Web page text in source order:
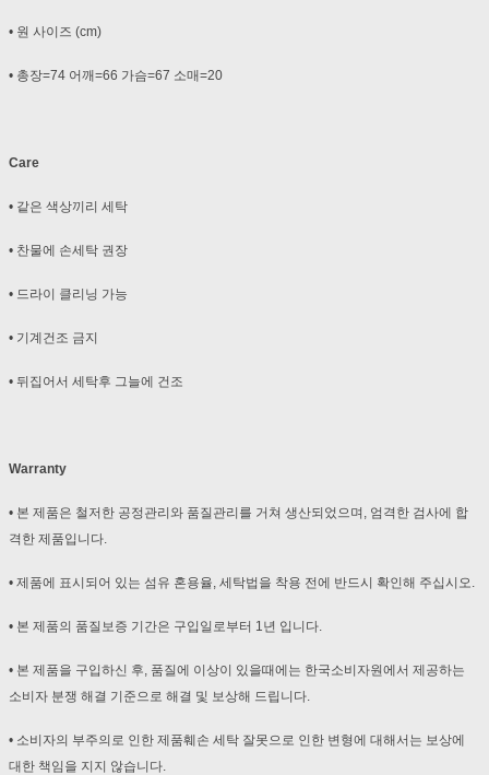
• 원 사이즈 (cm)
• 총장=74 어깨=66 가슴=67 소매=20
Care
• 같은 색상끼리 세탁
• 찬물에 손세탁 권장
• 드라이 클리닝 가능
• 기계건조 금지
• 뒤집어서 세탁후 그늘에 건조
Warranty
• 본 제품은 철저한 공정관리와 품질관리를 거쳐 생산되었으며, 엄격한 검사에 합
격한 제품입니다.
• 제품에 표시되어 있는 섬유 혼용율, 세탁법을 착용 전에 반드시 확인해 주십시오.
• 본 제품의 품질보증 기간은 구입일로부터 1년 입니다.
• 본 제품을 구입하신 후, 품질에 이상이 있을때에는 한국소비자원에서 제공하는
소비자 분쟁 해결 기준으로 해결 및 보상해 드립니다.
• 소비자의 부주의로 인한 제품훼손 세탁 잘못으로 인한 변형에 대해서는 보상에
대한 책임을 지지 않습니다.